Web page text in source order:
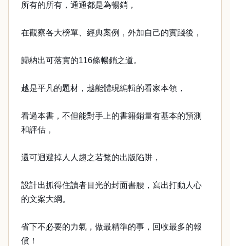
所有的所有，通通都是為暢銷，
在觀察各大榜單、經典案例，外加自己的實踐後，
歸納出可落實的116條暢銷之道。
越是平凡的題材，越能體現編輯的看家本領，
看過本書，不但能對手上的書籍銷量有基本的預測
和評估，
還可迴避掉人人趨之若鶩的出版陷阱，
設計出抓得住讀者目光的封面書腰，寫出打動人心
的文案大綱。
省下不必要的力氣，做最精準的事，回收最多的報
償！